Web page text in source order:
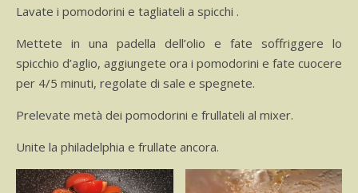
Lavate i pomodorini e tagliateli a spicchi .
Mettete in una padella dell’olio e fate soffriggere lo
spicchio d’aglio, aggiungete ora i pomodorini e fate cuocere
per 4/5 minuti, regolate di sale e spegnete.
Prelevate metà dei pomodorini e frullateli al mixer.
Unite la philadelphia e frullate ancora.